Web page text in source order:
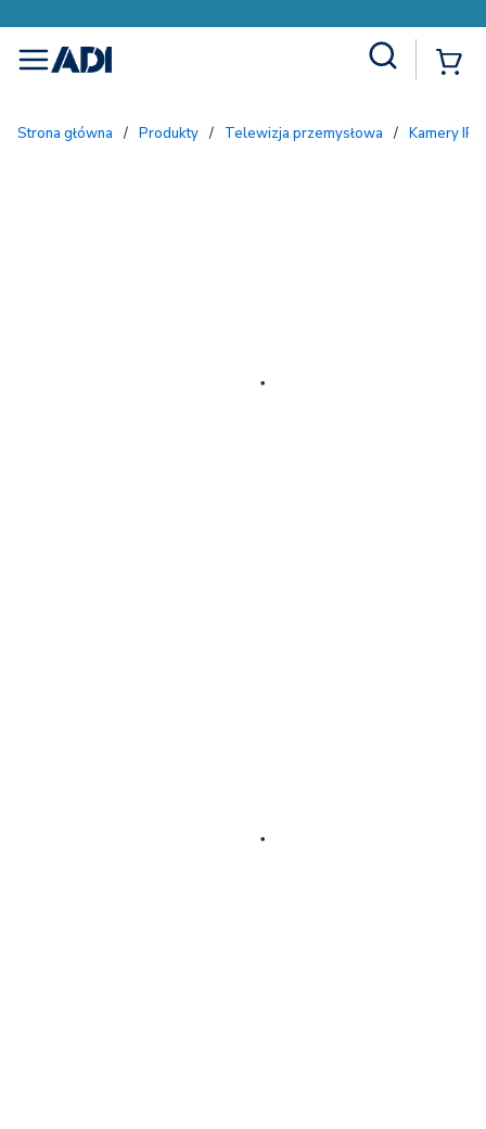
menu
Strona główna / Produkty / Telewizja przemysłowa / Kamery IP